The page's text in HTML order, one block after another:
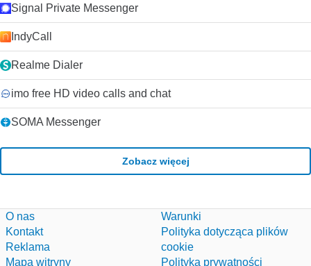
Signal Private Messenger
IndyCall
Realme Dialer
imo free HD video calls and chat
SOMA Messenger
Zobacz więcej
O nas
Kontakt
Reklama
Mapa witryny
Warunki
Polityka dotycząca plików
cookie
Polityka prywatności